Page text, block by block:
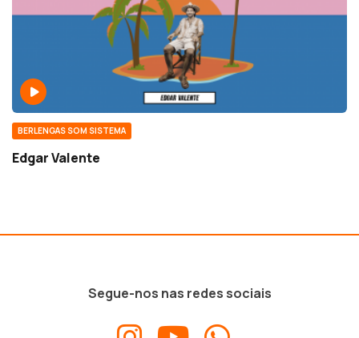
BERLENGAS SOM SISTEMA
Edgar Valente
Segue-nos nas redes sociais